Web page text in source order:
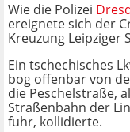
Wie die Polizei
ereignete sich der
Kreuzung Leipziger
Ein tschechisches
bog offenbar von
die Peschelstraße,
Straßenbahn der
fuhr, kollidierte.